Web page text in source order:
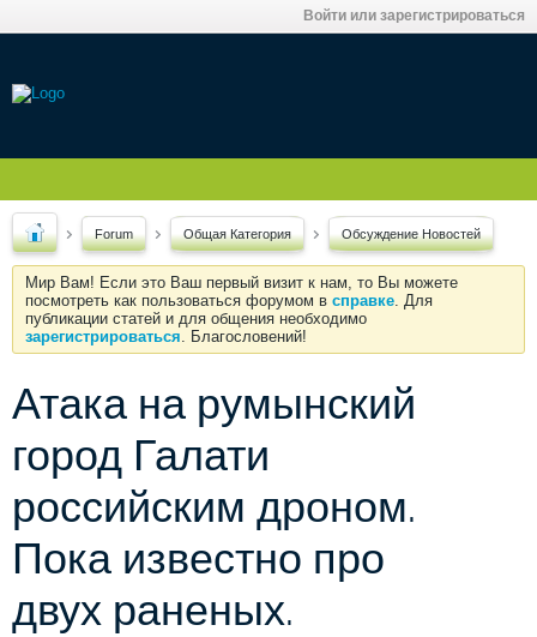
Войти или зарегистрироваться
Forum Общая Категория Обсуждение Новостей
Мир Вам! Если это Ваш первый визит к нам, то Вы можете
посмотреть как пользоваться форумом в справке. Для
публикации статей и для общения необходимо
зарегистрироваться. Благословений!
Атака на румынский
город Галати
российским дроном.
Пока известно про
двух раненых.